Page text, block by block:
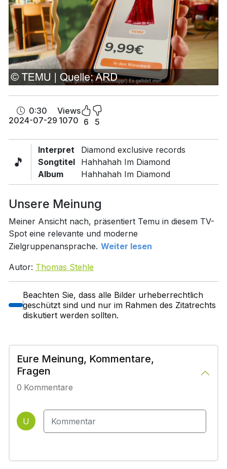
0:30
2024-07-29
Views
1070 6 5
🎵
Interpret
Songtitel
Album
Diamond exclusive records
Hahhahah Im Diamond
Hahhahah Im Diamond
Unsere Meinung
Meiner Ansicht nach, präsentiert Temu in diesem TV-
Spot eine relevante und moderne
Zielgruppenansprache. Weiter lesen
Autor: Thomas Stehle
Beachten Sie, dass alle Bilder urheberrechtlich
geschützt sind und nur im Rahmen des Zitatrechts
diskutiert werden sollten.
Eure Meinung, Kommentare,
Fragen
0 Kommentare
U